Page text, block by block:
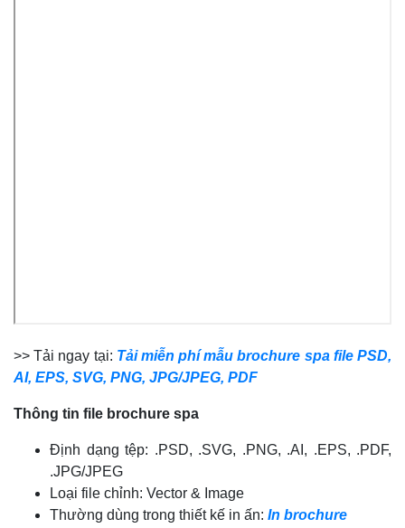
>> Tải ngay tại: Tải miễn phí mẫu brochure spa file PSD,
AI, EPS, SVG, PNG, JPG/JPEG, PDF
Thông tin file brochure spa
Định dạng tệp: .PSD, .SVG, .PNG, .AI, .EPS, .PDF,
.JPG/JPEG
Loại file chỉnh: Vector & Image
Thường dùng trong thiết kế in ấn: In brochure